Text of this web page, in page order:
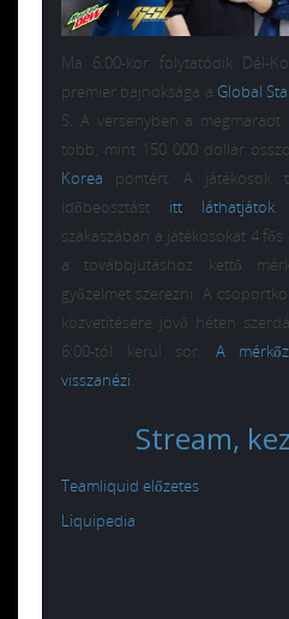
Ma 6:00-kor folytatódik Dél-
premier bajnoksága a Global
S. A versenyben a
több, mint 150 000 dollár
Korea pontért. A játékosok
időbeosztást itt láthatjátok.
szakaszában a játékosokat 4
a továbbjutáshoz kettő
győzelmet szerezni. A
közvetítésére jövő héten
6:00-tól kerül sor. A
visszanézi.
Stream,
Teamliquid előzetes
Liquipedia